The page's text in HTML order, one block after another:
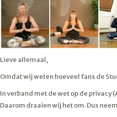
Lieve allemaal,
Omdat wij weten hoeveel fans de
In verband met de wet op de privacy
Daarom draaien wij het om. Dus